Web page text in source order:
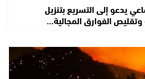
يدعو إلى التسريع بتنزيل
وتقليص الفوارق المجالية…